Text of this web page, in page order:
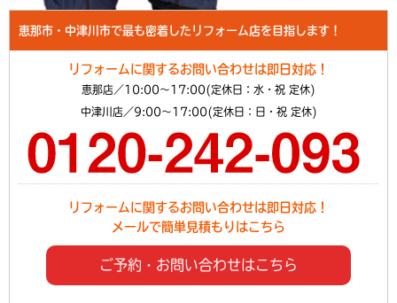
恵那市・中津川市で最も密着したリフォーム店を目指します！
リフォームに関するお問い合わせは即日対応！
恵那店／10:00～17:00(定休日：水・祝 定休)
中津川店／9:00～17:00(定休日：日・祝 定休)
リフォームに関するお問い合わせは即日対応！
メールで簡単見積もりはこちら
ご予約・お問い合わせはこちら